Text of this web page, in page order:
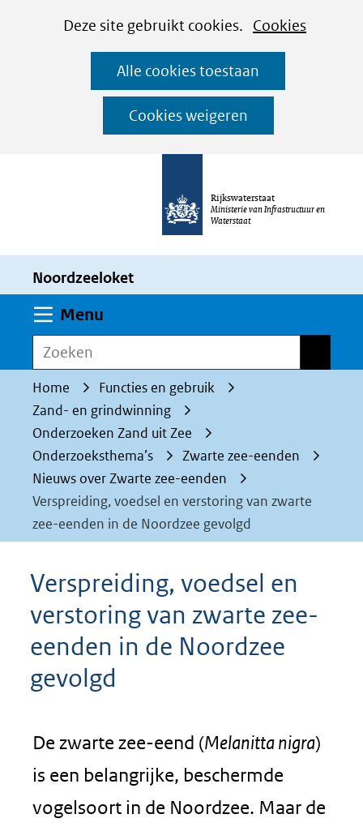
CookiesDeze site gebruikt cookies. Cookies
worden
toegestaan
geweigerd.
Alle cookies toestaan
Cookies weigeren
Ga
naar
de
inhoud
Rijkswaterstaat
Ministerie van Infrastructuur en
Waterstaat
Noordzeeloket
Menu
Zoeken
Home
Functies en gebruik
Zand- en grindwinning
Onderzoeken Zand uit Zee
Onderzoeksthema’s
Zwarte zee-eenden
Nieuws over Zwarte zee-eenden
Verspreiding, voedsel en verstoring van zwarte
zee-eenden in de Noordzee gevolgd
Verspreiding, voedsel en
verstoring van zwarte zee-
eenden in de Noordzee
gevolgd
De zwarte zee-eend (Melanitta nigra)
is een belangrijke, beschermde
vogelsoort in de Noordzee. Maar de